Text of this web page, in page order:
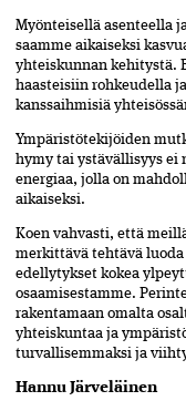
Myönteisellä asenteella
saamme aikaiseksi
yhteiskunnan kehitystä.
haasteisiin rohkeudella
kanssaihmisiä
Ympäristötekijöiden
hymy tai ystävällisyys ei
energiaa, jolla on
aikaiseksi.
Koen vahvasti, että
merkittävä tehtävä
edellytykset kokea
osaamisestamme.
rakentamaan omalta
yhteiskuntaa ja
turvallisemmaksi ja
Hannu Järveläinen